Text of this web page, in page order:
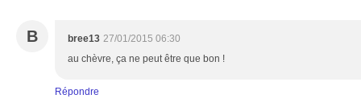
B bree13 27/01/2015 06:30
au chèvre, ça ne peut être que bon !
Répondre